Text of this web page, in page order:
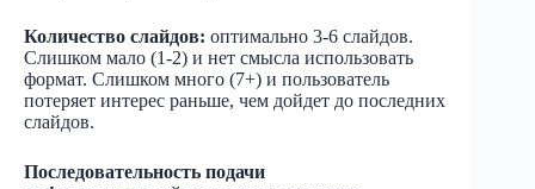
Количество слайдов: оптимально 3-6 слайдов.
Слишком мало (1-2) и нет смысла использовать
формат. Слишком много (7+) и пользователь
потеряет интерес раньше, чем дойдет до последних
слайдов.
Последовательность подачи